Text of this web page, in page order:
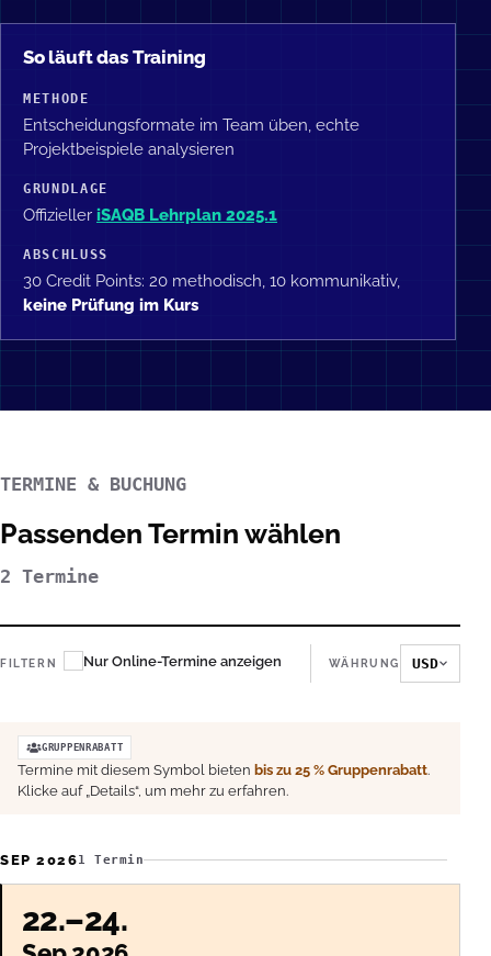
So läuft das Training
METHODE
Entscheidungsformate im Team üben, echte
Projektbeispiele analysieren
GRUNDLAGE
Offizieller iSAQB Lehrplan 2025.1
ABSCHLUSS
30 Credit Points: 20 methodisch, 10 kommunikativ,
keine Prüfung im Kurs
TERMINE & BUCHUNG
Passenden Termin wählen
2 Termine
FILTERN Nur Online-Termine anzeigen WÄHRUNG USD
GRUPPENRABATT
Termine mit diesem Symbol bieten bis zu 25 % Gruppenrabatt.
Klicke auf „Details“, um mehr zu erfahren.
SEP 20261 Termin
22.–24.